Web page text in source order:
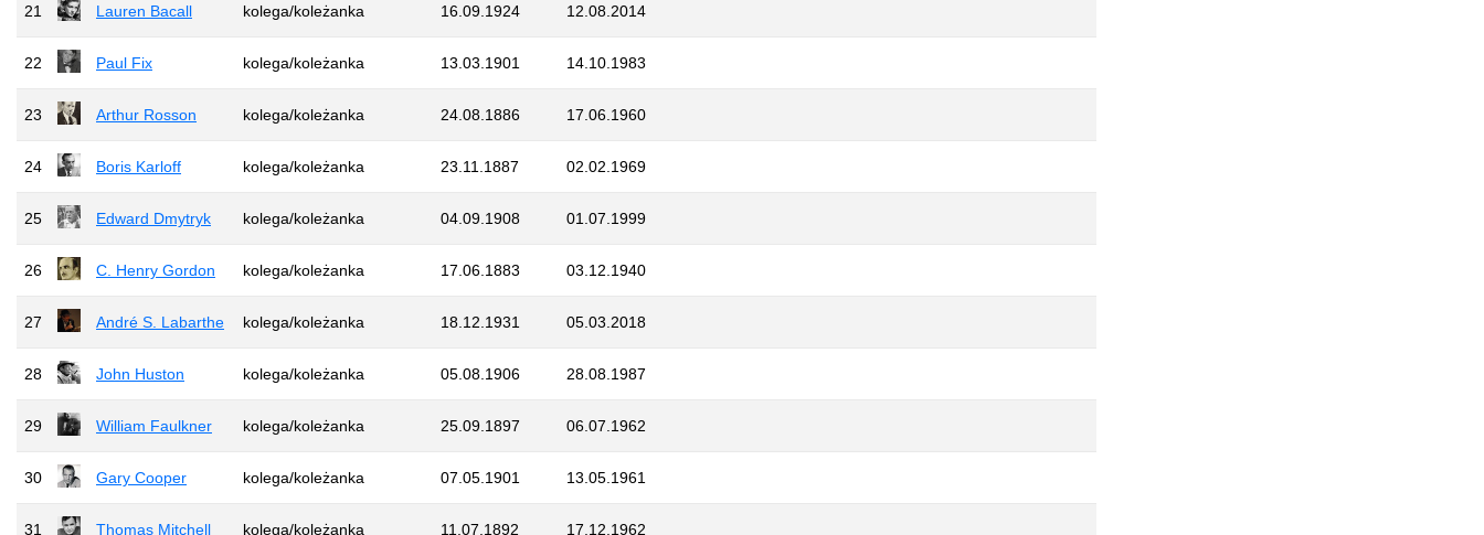
21 Lauren Bacall kolega/koleżanka 16.09.1924 12.08.2014
22 Paul Fix kolega/koleżanka 13.03.1901 14.10.1983
23 Arthur Rosson kolega/koleżanka 24.08.1886 17.06.1960
24 Boris Karloff kolega/koleżanka 23.11.1887 02.02.1969
25 Edward Dmytryk kolega/koleżanka 04.09.1908 01.07.1999
26 C. Henry Gordon kolega/koleżanka 17.06.1883 03.12.1940
27 André S. Labarthe kolega/koleżanka 18.12.1931 05.03.2018
28 John Huston kolega/koleżanka 05.08.1906 28.08.1987
29 William Faulkner kolega/koleżanka 25.09.1897 06.07.1962
30 Gary Cooper kolega/koleżanka 07.05.1901 13.05.1961
31 Thomas Mitchell kolega/koleżanka 11.07.1892 17.12.1962